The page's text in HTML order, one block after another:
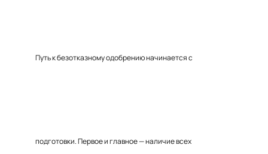
Путь к безотказному одобрению начинается с
подготовки. Первое и главное — наличие всех